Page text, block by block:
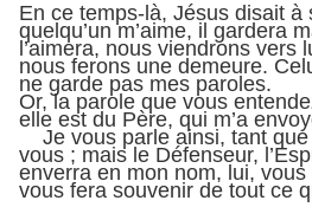
En ce temps-là, Jésus disait à
quelqu’un m’aime, il gardera
l’aimera, nous viendrons vers
nous ferons une demeure.
ne garde pas mes paroles.
Or, la parole que vous
elle est du Père, qui m’a
Je vous parle ainsi, tant que
vous ; mais le Défenseur,
enverra en mon nom, lui, vous
vous fera souvenir de tout ce